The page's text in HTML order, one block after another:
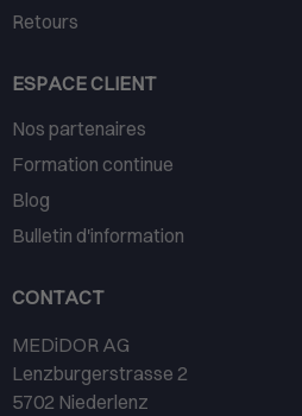
Retours
ESPACE CLIENT
Nos partenaires
Formation continue
Blog
Bulletin d'information
CONTACT
MEDiDOR AG
Lenzburgerstrasse 2
5702 Niederlenz